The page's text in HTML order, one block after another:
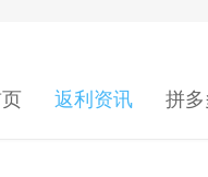
返利资讯 拼多